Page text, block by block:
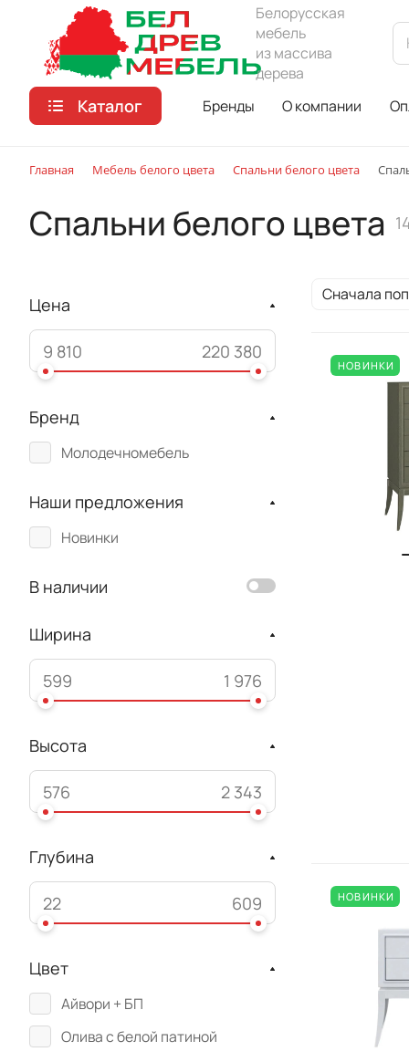
Белорусская
мебель
из массива
дерева
Каталог Бренды О компании
Главная Мебель белого цвета Спальни белого цвета
Спальни белого цвета
Сначала
НОВИНКИ
НОВИНКИ
Цена
Бренд
Молодечномебель
Наши предложения
Новинки
В наличии
Ширина
Высота
Глубина
Цвет
Айвори + БП
Олива с белой патиной